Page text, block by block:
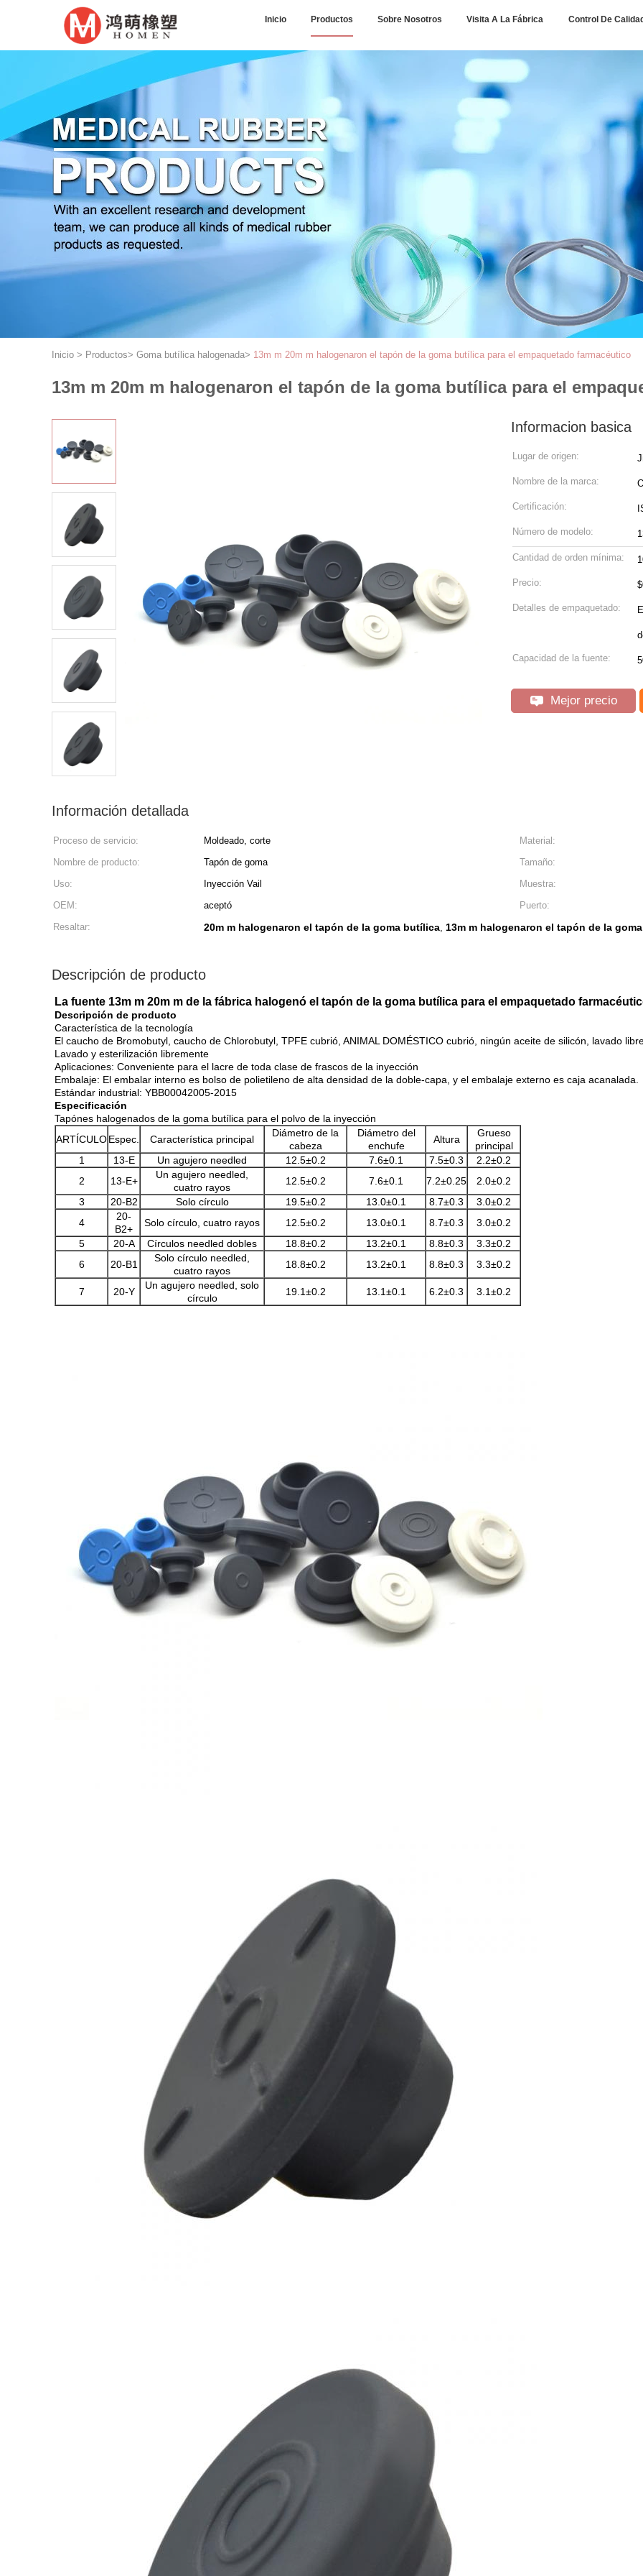
Inicio Productos Sobre Nosotros Visita A La Fábrica Control De Calidad
Inicio > Productos> Goma butílica halogenada> 13m m 20m m halogenaron el tapón de la goma butílica para el empaquetado farmacéutico
13m m 20m m halogenaron el tapón de la goma butílica para el
Informacion basica
Lugar de origen:
Nombre de la marca:
Certificación:
Número de modelo:
Cantidad de orden mínima:
Precio:
Detalles de empaquetado:
Capacidad de la fuente:
Mejor precio
Información detallada
Proceso de servicio: Moldeado, corte Material:
Nombre de producto:
Tapón de goma Tamaño:
Uso:
Inyección Vail Muestra:
OEM:
aceptó Puerto:
Resaltar:
20m m halogenaron el tapón de la goma butílica, 13m m halogenaron el tapón de la
Descripción de producto
La fuente 13m m 20m m de la fábrica halogenó el tapón de la goma butílica para el empaquetado
Descripción de producto
Característica de la tecnología
El caucho de Bromobutyl, caucho de Chlorobutyl, TPFE cubrió, ANIMAL DOMÉSTICO cubrió, ningún aceite de silicón, lavado
Lavado y esterilización libremente
Aplicaciones: Conveniente para el lacre de toda clase de frascos de la inyección
Embalaje: El embalar interno es bolso de polietileno de alta densidad de la doble-capa, y el embalaje externo es caja acanalada.
Estándar industrial: YBB00042005-2015
Especificación
Tapónes halogenados de la goma butílica para el polvo de la inyección
ARTÍCULOEspec. Característica principal
Diámetro de la
cabeza
Diámetro del
enchufe
Altura
Grueso
principal
1
13-E Un agujero needled 12.5±0.2 7.6±0.1 7.5±0.3
2.2±0.2
2
13-E+
Un agujero needled,
cuatro rayos
12.5±0.2 7.6±0.1 7.2±0.25
2.0±0.2
3
20-B2 Solo círculo 19.5±0.2 13.0±0.1 8.7±0.3
3.0±0.2
4
20-
B2+
Solo círculo, cuatro rayos 12.5±0.2 13.0±0.1 8.7±0.3
3.0±0.2
5
20-A Círculos needled dobles 18.8±0.2 13.2±0.1 8.8±0.3
3.3±0.2
6
20-B1
Solo círculo needled,
cuatro rayos
18.8±0.2 13.2±0.1 8.8±0.3 3.3±0.2
7 20-Y
Un agujero needled, solo
círculo
19.1±0.2 13.1±0.1 6.2±0.3 3.1±0.2